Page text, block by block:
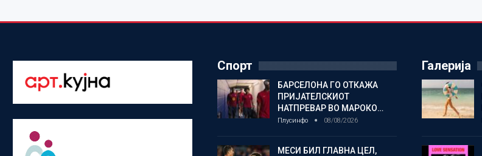
Спорт
БАРСЕЛОНА ГО ОТКАЖА
ПРИЈАТЕЛСКИОТ
НАТПРЕВАР ВО МАРОКО…
Плусинфо 08/08/2026
МЕСИ БИЛ ГЛАВНА ЦЕЛ,
Галерија